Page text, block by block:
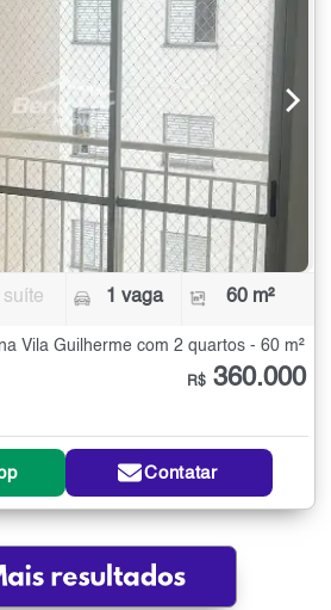
suíte 1 vaga 60 m²
Vila Guilherme com 2 quartos - 60 m²
R$ 360.000
Contatar